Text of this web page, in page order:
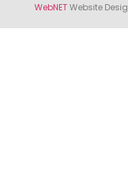
WebNETWebsite